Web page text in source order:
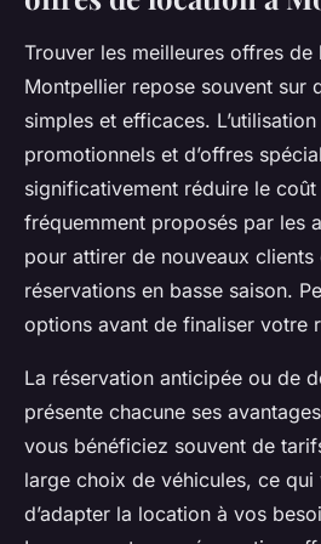
Trouver les meilleures offres
Montpellier repose souvent sur
simples et efficaces.
promotionnels et d’offres
significativement réduire le
fréquemment proposés par les
pour attirer de nouveaux clients
réservations en basse saison.
options avant de finaliser votre
La réservation anticipée ou de
présente chacune ses
vous bénéficiez souvent de
large choix de véhicules, ce qui
d’adapter la location à vos